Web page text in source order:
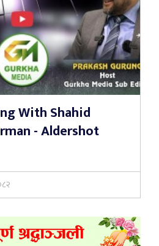
With Shahid
- Aldershot